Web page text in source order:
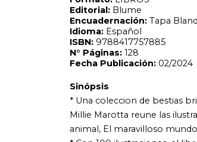
Millie Marotta reune las ilustraciones
animal, El maravilloso mundo
* Con 100 ilustraciones, el libro rinde
iridiscente buprestido, del calamar
marino. Asi pues, deje que su
brillantes. Si desea mas informacion